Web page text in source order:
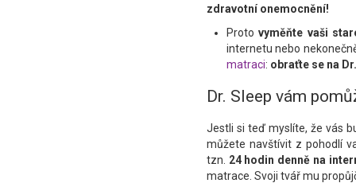
zdravotní onemocnění!
Protovyměňte vaši
internetu nebo
matraci: obraťte se na
Dr. Sleep vám
Jestli si teď myslíte, že vás
můžete navštívit z pohodlí
tzn. 24 hodin denně na
matrace. Svoji tvář mu